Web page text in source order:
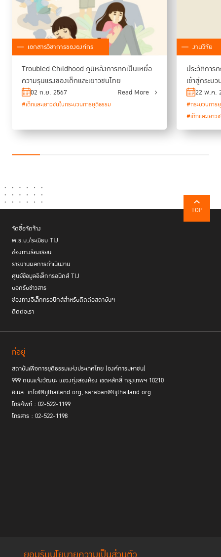
เอกสารวิชาการขององค์กร
Troubled Childhood ภูมิหลังการตกเป็นเหยื่อ
ความรุนแรงของเด็กและเยาวชนไทย
02 ก.ย. 2567 Read More
#เด็กและเยาวชนในกระบวนการยุติธรรม
งานวิจัย
ประวัติการ
เข้าสู่กระบ
22 พ.ค.
#กระบวนการ
#เด็กและเยา
TOP
จัดซื้อจัดจ้าง
พ.ร.บ./ระเบียบ TIJ
ช่องทางร้องเรียน
รายงานผลการดำเนินงาน
ศูนย์ข้อมูลอิเล็กทรอนิกส์ TIJ
บอกรับข่าวสาร
ช่องทางอิเล็กทรอนิกส์สำหรับติดต่อสถาบันฯ
ติดต่อเรา
ที่อยู่
สถาบันเพื่อการยุติธรรมแห่งประเทศไทย (องค์การมหาชน)
999 ถนนแจ้งวัฒนะ แขวงทุ่งสองห้อง เขตหลักสี่ กรุงเทพฯ 10210
อีเมล: info@tijthailand.org, saraban@tijthailand.org
โทรศัพท์ : 02-522-1199
โทรสาร : 02-522-1198